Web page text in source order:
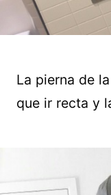
La pierna de
que ir recta y